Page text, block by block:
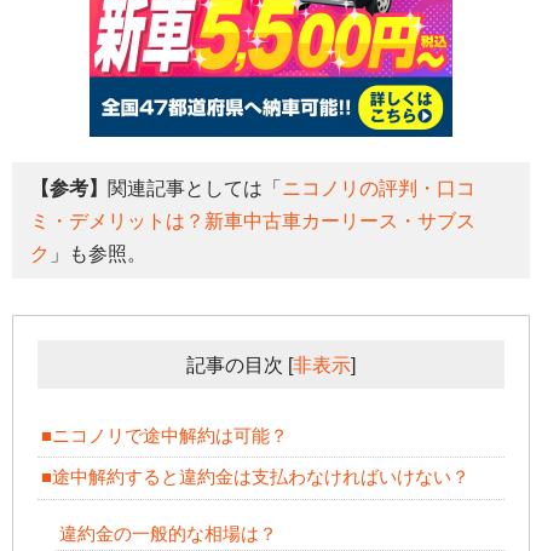
【参考】 関連記事としては「 ニコノリの評判・口コ
ミ・デメリットは？新車中古車カーリース・サブス
ク 」も参照。
記事の目次 [非表示]
■ニコノリで途中解約は可能？
■途中解約すると違約金は支払わなければいけない？
違約金の一般的な相場は？